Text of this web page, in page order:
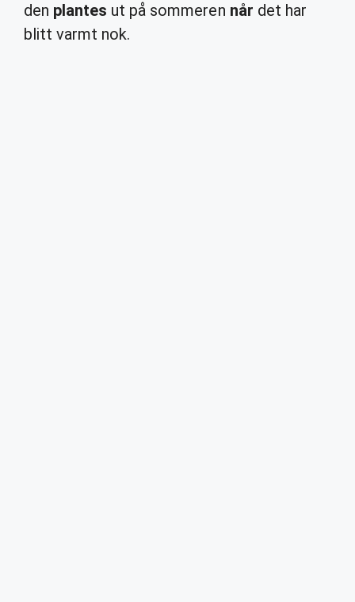
den plantes ut på sommeren når det har
blitt varmt nok.